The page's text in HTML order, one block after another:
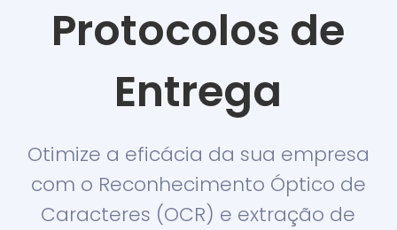
Protocolos de
Entrega
Otimize a eficácia da sua empresa
com o Reconhecimento Óptico de
Caracteres (OCR) e extração de